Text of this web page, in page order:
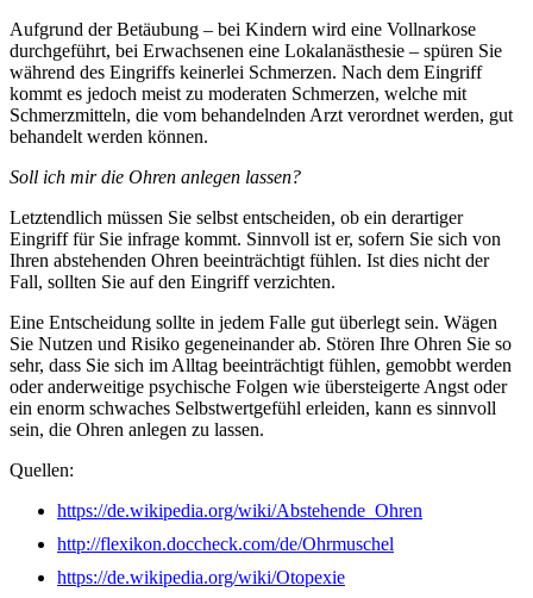
Aufgrund der Betäubung – bei Kindern wird eine Vollnarkose
durchgeführt, bei Erwachsenen eine Lokalanästhesie – spüren Sie
während des Eingriffs keinerlei Schmerzen. Nach dem Eingriff
kommt es jedoch meist zu moderaten Schmerzen, welche mit
Schmerzmitteln, die vom behandelnden Arzt verordnet werden, gut
behandelt werden können.
Soll ich mir die Ohren anlegen lassen?
Letztendlich müssen Sie selbst entscheiden, ob ein derartiger
Eingriff für Sie infrage kommt. Sinnvoll ist er, sofern Sie sich von
Ihren abstehenden Ohren beeinträchtigt fühlen. Ist dies nicht der
Fall, sollten Sie auf den Eingriff verzichten.
Eine Entscheidung sollte in jedem Falle gut überlegt sein. Wägen
Sie Nutzen und Risiko gegeneinander ab. Stören Ihre Ohren Sie so
sehr, dass Sie sich im Alltag beeinträchtigt fühlen, gemobbt werden
oder anderweitige psychische Folgen wie übersteigerte Angst oder
ein enorm schwaches Selbstwertgefühl erleiden, kann es sinnvoll
sein, die Ohren anlegen zu lassen.
Quellen:
https://de.wikipedia.org/wiki/Abstehende_Ohren
http://flexikon.doccheck.com/de/Ohrmuschel
https://de.wikipedia.org/wiki/Otopexie